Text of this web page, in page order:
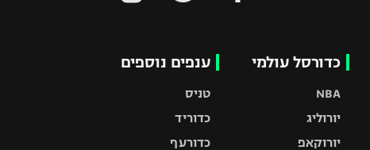
כדורסל עולמי
NBA
יורוליג
יורוקאפ
ענפים נוספים
טניס
כדוריד
כדורעף